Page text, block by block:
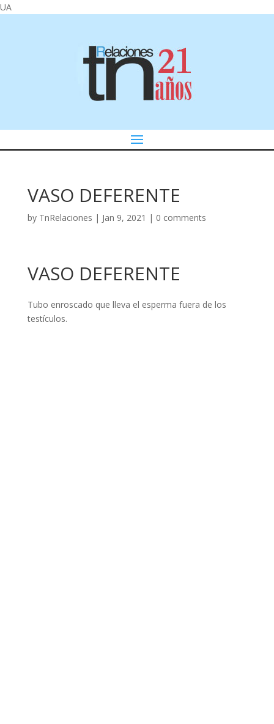
UA
VASO DEFERENTE
by TnRelaciones | Jan 9, 2021 | 0 comments
VASO DEFERENTE
Tubo enroscado que lleva el esperma fuera de los
testículos.